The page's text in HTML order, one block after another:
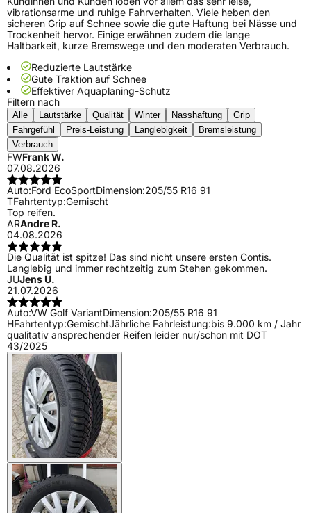
vibrationsarme und ruhige Fahrverhalten. Viele heben den
sicheren Grip auf Schnee sowie die gute Haftung bei Nässe und
Trockenheit hervor. Einige erwähnen zudem die lange
Haltbarkeit, kurze Bremswege und den moderaten Verbrauch.
Reduzierte Lautstärke
Gute Traktion auf Schnee
Effektiver Aquaplaning-Schutz
Filtern nach
Alle Lautstärke Qualität Winter Nasshaftung
Grip
Fahrgefühl
Preis-Leistung Langlebigkeit
Bremsleistung
Verbrauch
FWFrank W.
07.08.2026
Auto:Ford EcoSportDimension:205/55 R16 91
TFahrtentyp:Gemischt
Top reifen.
ARAndre R.
04.08.2026
Die Qualität ist spitze! Das sind nicht unsere ersten Contis.
Langlebig und immer rechtzeitig zum Stehen gekommen.
JUJens U.
21.07.2026
Auto:VW Golf VariantDimension:205/55 R16 91
HFahrtentyp:GemischtJährliche Fahrleistung:bis 9.000 km / Jahr
qualitativ ansprechender Reifen leider nur/schon mit DOT
43/2025